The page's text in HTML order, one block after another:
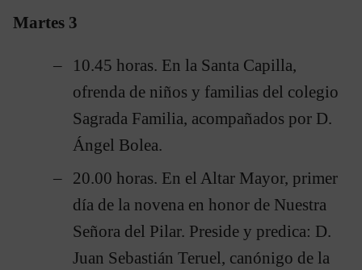
Martes 3
10.45 horas. En la Santa Capilla,
ofrenda de niños y familias del colegio
Sagrada Familia, acompañados por D.
Ángel Bolea.
20.00 horas. En el Altar Mayor, primer
día de la novena en honor de Nuestra
Señora del Pilar. Preside y predica: D.
Juan Sebastián Teruel, canónigo de la